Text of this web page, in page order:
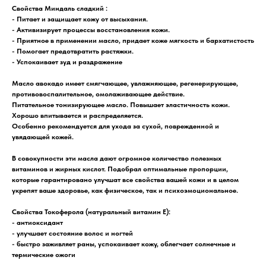
Свойства Миндаль сладкий :
- Питает и защищает кожу от высыхания.
- Активизирует процессы восстановления кожи.
- Приятное в применении масло, придает коже мягкость и бархатистость
- Помогает предотвратить растяжки.
- Успокаивает зуд и раздражение
Масло авокадо имеет смягчающее, увлажняющее, регенерирующее,
противовоспалительное, омолаживающее действие.
Питательное тонизирующее масло. Повышает эластичность кожи.
Хорошо впитывается и распределяется.
Особенно рекомендуется для ухода за сухой, поврежденной и
увядающей кожей.
В совокупности эти масла дают огромное количество полезных
витаминов и жирных кислот. Подобрал оптимальные пропорции,
которые гарантировано улучшат все свойства вашей кожи и в целом
укрепят ваше здоровье, как физическое, так и психоэмоциональное.
Свойства Токоферола (натуральный витамин Е):
- антиоксидант
- улучшает состояние волос и ногтей
- быстро заживляет раны, успокаивает кожу, облегчает солнечные и
термические ожоги